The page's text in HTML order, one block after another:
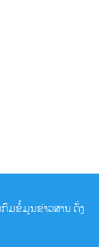
ກົມຂໍ້ມູນຂ່າວສານ ດັ່ງ